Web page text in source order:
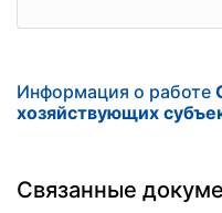
Информация о работе
хозяйствующих
Связанные